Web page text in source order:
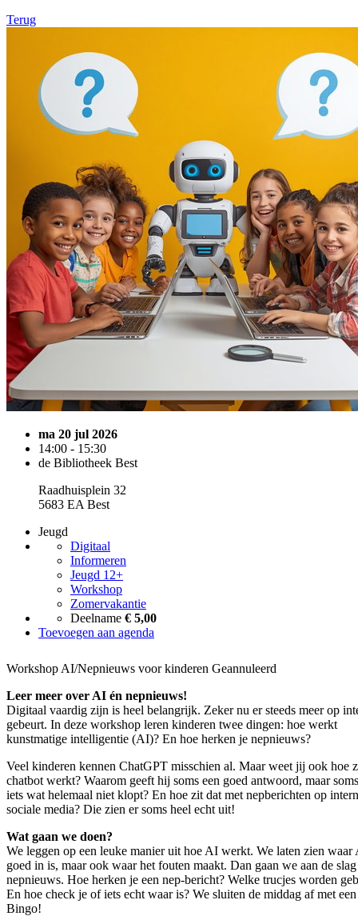
Terug
ma 20 jul 2026
14:00 - 15:30
de Bibliotheek Best
Raadhuisplein 32
5683 EA Best
Jeugd
Digitaal
Informeren
Jeugd 12+
Workshop
Zomervakantie
Deelname € 5,00
Toevoegen aan agenda
Workshop AI/Nepnieuws voor kinderen Geannuleerd
Leer meer over AI én nepnieuws!
Digitaal vaardig zijn is heel belangrijk. Zeker nu er steeds meer op
gebeurt. In deze workshop leren kinderen twee dingen: hoe werkt
kunstmatige intelligentie (AI)? En hoe herken je nepnieuws?
Veel kinderen kennen ChatGPT misschien al. Maar weet jij ook hoe
chatbot werkt? Waarom geeft hij soms een goed antwoord, maar
iets wat helemaal niet klopt? En hoe zit dat met nepberichten op
sociale media? Die zien er soms heel echt uit!
Wat gaan we doen?
We leggen op een leuke manier uit hoe AI werkt. We laten zien waar
goed in is, maar ook waar het fouten maakt. Dan gaan we aan de
nepnieuws. Hoe herken je een nep-bericht? Welke trucjes worden
En hoe check je of iets echt waar is? We sluiten de middag af met
Bingo!